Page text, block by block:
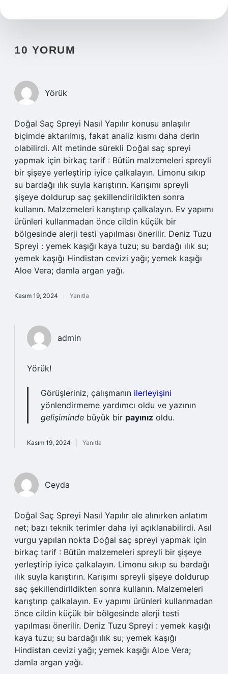
10 YORUM
Yörük
Doğal Saç Spreyi Nasıl Yapılır konusu anlaşılır
biçimde aktarılmış, fakat analiz kısmı daha derin
olabilirdi. Alt metinde sürekli Doğal saç spreyi
yapmak için birkaç tarif : Bütün malzemeleri spreyli
bir şişeye yerleştirip iyice çalkalayın. Limonu sıkıp
su bardağı ılık suyla karıştırın. Karışımı spreyli
şişeye doldurup saç şekillendirildikten sonra
kullanın. Malzemeleri karıştırıp çalkalayın. Ev yapımı
ürünleri kullanmadan önce cildin küçük bir
bölgesinde alerji testi yapılması önerilir. Deniz Tuzu
Spreyi : yemek kaşığı kaya tuzu; su bardağı ılık su;
yemek kaşığı Hindistan cevizi yağı; yemek kaşığı
Aloe Vera; damla argan yağı.
Kasım 19, 2024 Yanıtla
admin
Yörük!
Görüşleriniz, çalışmanın ilerleyişini
yönlendirmeme yardımcı oldu ve yazının
gelişiminde büyük bir payınız oldu.
Kasım 19, 2024 Yanıtla
Ceyda
Doğal Saç Spreyi Nasıl Yapılır ele alınırken anlatım
net; bazı teknik terimler daha iyi açıklanabilirdi. Asıl
vurgu yapılan nokta Doğal saç spreyi yapmak için
birkaç tarif : Bütün malzemeleri spreyli bir şişeye
yerleştirip iyice çalkalayın. Limonu sıkıp su bardağı
ılık suyla karıştırın. Karışımı spreyli şişeye doldurup
saç şekillendirildikten sonra kullanın. Malzemeleri
karıştırıp çalkalayın. Ev yapımı ürünleri kullanmadan
önce cildin küçük bir bölgesinde alerji testi
yapılması önerilir. Deniz Tuzu Spreyi : yemek kaşığı
kaya tuzu; su bardağı ılık su; yemek kaşığı
Hindistan cevizi yağı; yemek kaşığı Aloe Vera;
damla argan yağı.